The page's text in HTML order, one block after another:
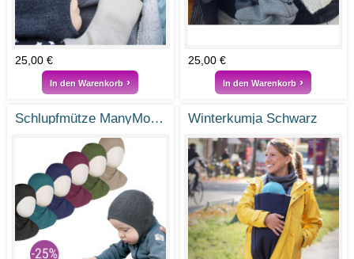
25,00 €
In den Warenkorb
25,00 €
In den Warenkorb
Schlupfmütze ManyMonths aus Merinowolle Winterkumja Schwarz